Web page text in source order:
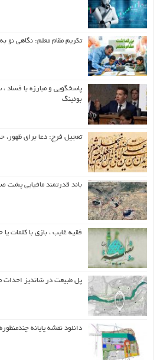
تکریم مقام معلم: نگاهی نو
پاسخگویی و مبارزه با فساد ،
بوئینگ
تعجیل فرج: دعا برای ظهور،
باند قدرتمند مافیایی پشت
فقیه غایب ، بازی با کلمات
پل طبیعت در شاندیز احداث
دانلود نقشه پایانه